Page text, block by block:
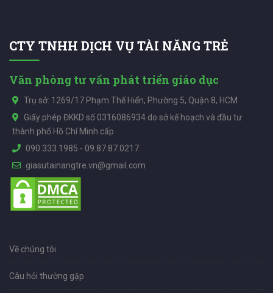
CTY TNHH DỊCH VỤ TÀI NĂNG TRẺ
Văn phòng tư vấn phát triển giáo dục
Trụ sở: 1269/17 Phạm Thế Hiển, Phường 5, Quận 8, HCM
Giấy phép ĐKKD số 0316086934 do sở kế hoạch và đầu tư
thành phố Hồ Chí Minh cấp
090.333.1985 - 09.87.87.0217
giasutainangtre.vn@gmail.com
Về chúng tôi
Câu hỏi thường gặp